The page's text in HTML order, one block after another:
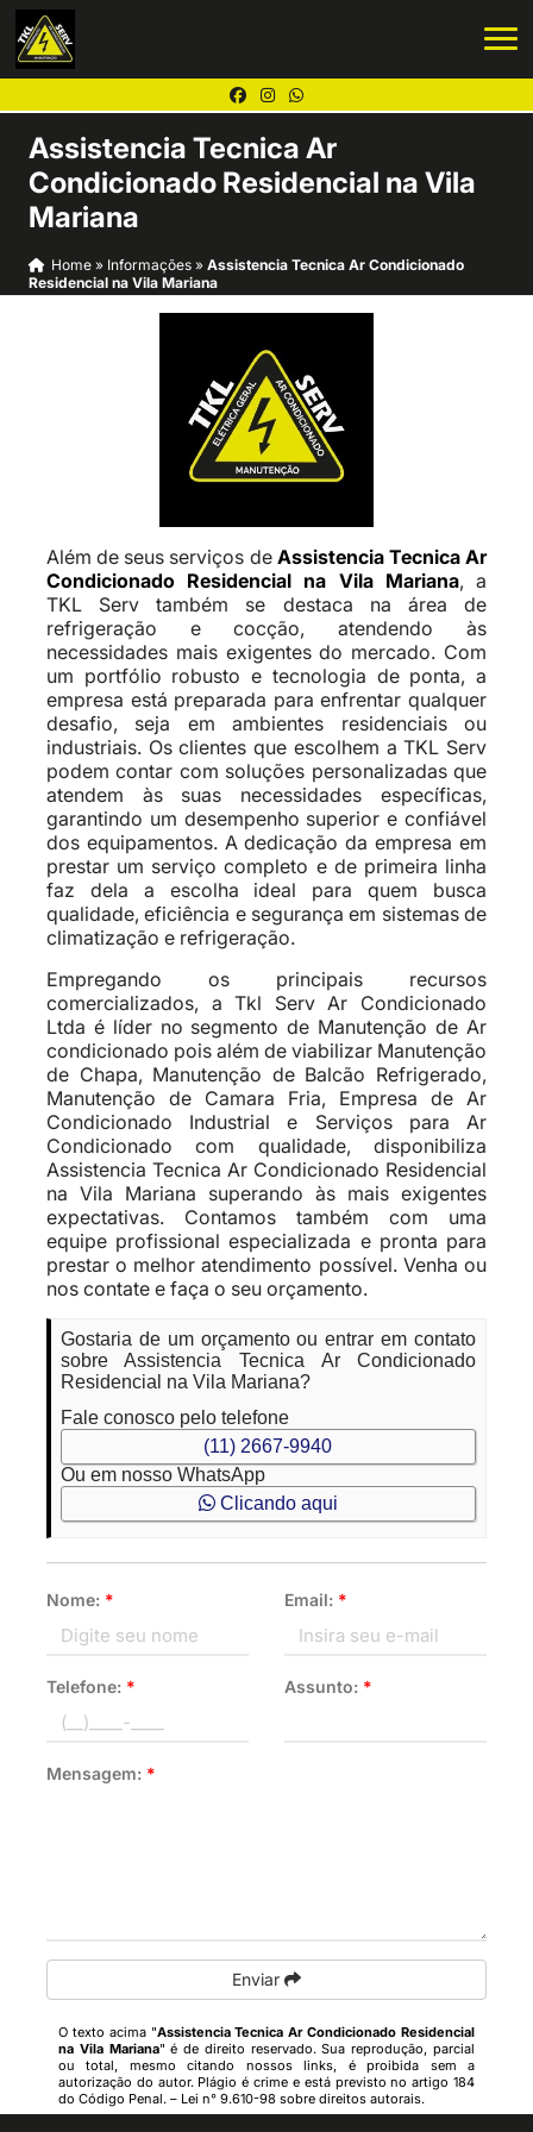
Assistencia Tecnica Ar
Condicionado Residencial na Vila
Mariana
Home» Informações » Assistencia Tecnica Ar Condicionado
Residencial na Vila Mariana
Além de seus serviços de Assistencia Tecnica Ar
Condicionado Residencial na Vila Mariana, a
TKL Serv também se destaca na área de
refrigeração e cocção, atendendo às
necessidades mais exigentes do mercado. Com
um portfólio robusto e tecnologia de ponta, a
empresa está preparada para enfrentar qualquer
desafio, seja em ambientes residenciais ou
industriais. Os clientes que escolhem a TKL Serv
podem contar com soluções personalizadas que
atendem às suas necessidades específicas,
garantindo um desempenho superior e confiável
dos equipamentos. A dedicação da empresa em
prestar um serviço completo e de primeira linha
faz dela a escolha ideal para quem busca
qualidade, eficiência e segurança em sistemas de
climatização e refrigeração.
Empregando os principais recursos
comercializados, a Tkl Serv Ar Condicionado
Ltda é líder no segmento de Manutenção de Ar
condicionado pois além de viabilizar Manutenção
de Chapa, Manutenção de Balcão Refrigerado,
Manutenção de Camara Fria, Empresa de Ar
Condicionado Industrial e Serviços para Ar
Condicionado com qualidade, disponibiliza
Assistencia Tecnica Ar Condicionado Residencial
na Vila Mariana superando às mais exigentes
expectativas. Contamos também com uma
equipe profissional especializada e pronta para
prestar o melhor atendimento possível. Venha ou
nos contate e faça o seu orçamento.
Gostaria de um orçamento ou entrar em contato
sobre Assistencia Tecnica Ar Condicionado
Residencial na Vila Mariana?
Fale conosco pelo telefone
(11) 2667-9940
Ou em nosso WhatsApp
Clicando aqui
Nome: * Email: *
Telefone: * Assunto: *
Mensagem: *
Enviar
O texto acima "Assistencia Tecnica Ar Condicionado Residencial
na Vila Mariana" é de direito reservado. Sua reprodução, parcial
ou total, mesmo citando nossos links, é proibida sem a
autorização do autor. Plágio é crime e está previsto no artigo 184
do Código Penal. – Lei n° 9.610-98 sobre direitos autorais.